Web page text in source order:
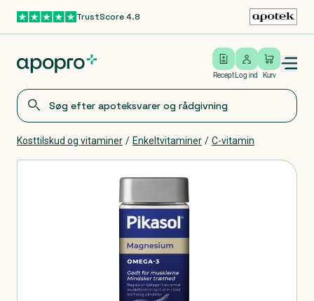
Gå til hovedindholdTrustScore 4.8
Recept
Log ind
Log ind Kurv
Open/close menu
Kosttilskud og vitaminer / Enkeltvitaminer / C-vitamin